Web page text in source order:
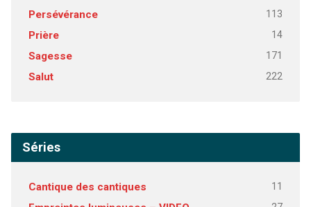
Persévérance 113
Prière 14
Sagesse 171
Salut 222
Séries
Cantique des cantiques 11